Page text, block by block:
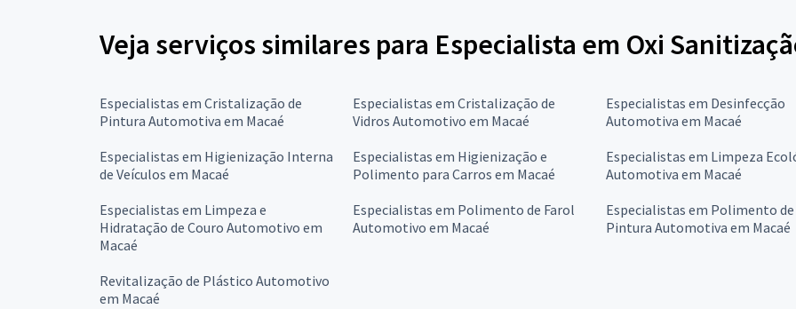
Veja serviços similares para Especialista em Oxi
Especialistas em Cristalização de
Pintura Automotiva em Macaé
Especialistas em Cristalização de
Vidros Automotivo em Macaé
Especialistas em Desinfecção
Automotiva em Macaé
Especialistas em Higienização Interna
de Veículos em Macaé
Especialistas em Higienização e
Polimento para Carros em Macaé
Especialistas em Limpeza
Automotiva em Macaé
Especialistas em Limpeza e
Hidratação de Couro Automotivo em
Macaé
Especialistas em Polimento de Farol
Automotivo em Macaé
Especialistas em Polimento de
Pintura Automotiva em Macaé
Revitalização de Plástico Automotivo
em Macaé